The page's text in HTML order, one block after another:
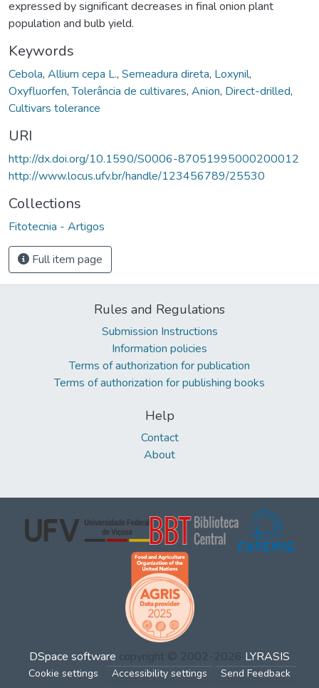
expressed by significant decreases in final onion plant
population and bulb yield.
Keywords
Cebola, Allium cepa L., Semeadura direta, Loxynil,
Oxyfluorfen,Tolerância de cultivares, Anion, Direct-drilled,
Cultivars tolerance
URI
http://dx.doi.org/10.1590/S0006-87051995000200012
http://www.locus.ufv.br/handle/123456789/25530
Collections
Fitotecnia - Artigos
Full item page
Rules and Regulations
Submission Instructions
Information policies
Terms of authorization for publication
Terms of authorization for publishing books
Help
Contact
About
DSpace software copyright © 2002-2026 LYRASIS
Cookie settings Accessibility settings Send Feedback